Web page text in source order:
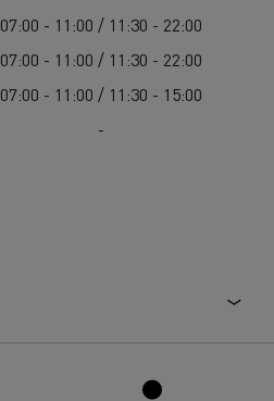
07:00 - 11:00 / 11:30 - 22:00
07:00 - 11:00 / 11:30 - 22:00
07:00 - 11:00 / 11:30 - 15:00
-